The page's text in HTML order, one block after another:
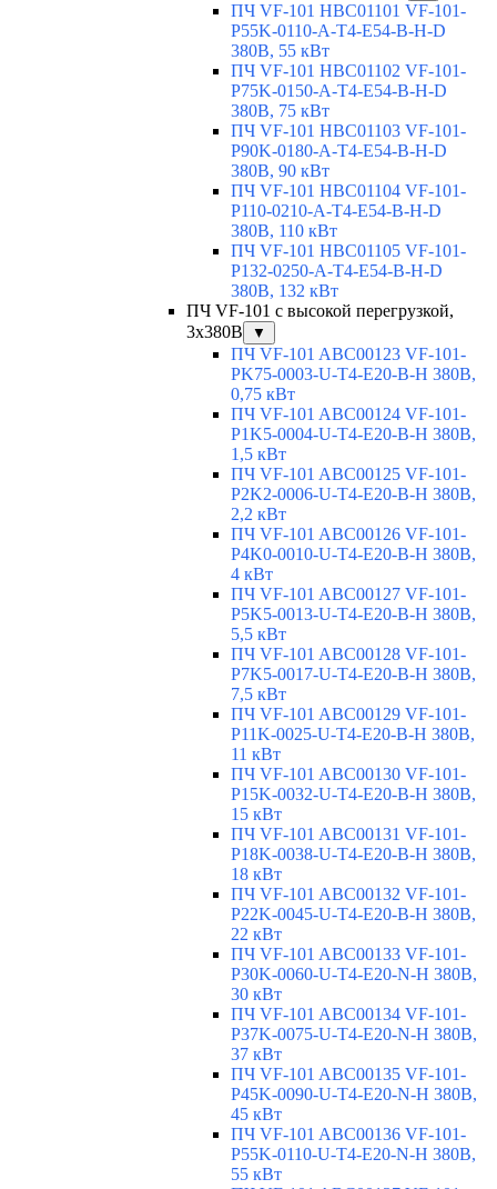
ПЧ VF-101 HBC01101 VF-101-
P55K-0110-A-T4-E54-B-H-D
380В, 55 кВт
ПЧ VF-101 HBC01102 VF-101-
P75K-0150-A-T4-E54-B-H-D
380В, 75 кВт
ПЧ VF-101 HBC01103 VF-101-
P90K-0180-A-T4-E54-B-H-D
380В, 90 кВт
ПЧ VF-101 HBC01104 VF-101-
P110-0210-A-T4-E54-B-H-D
380В, 110 кВт
ПЧ VF-101 HBC01105 VF-101-
P132-0250-A-T4-E54-B-H-D
380В, 132 кВт
ПЧ VF-101 с высокой перегрузкой,
3x380В
▼
ПЧ VF-101 ABC00123 VF-101-
PK75-0003-U-T4-E20-B-H 380В,
0,75 кВт
ПЧ VF-101 ABC00124 VF-101-
P1K5-0004-U-T4-E20-B-H 380В,
1,5 кВт
ПЧ VF-101 ABC00125 VF-101-
P2K2-0006-U-T4-E20-B-H 380В,
2,2 кВт
ПЧ VF-101 ABC00126 VF-101-
P4K0-0010-U-T4-E20-B-H 380В,
4 кВт
ПЧ VF-101 ABC00127 VF-101-
P5K5-0013-U-T4-E20-B-H 380В,
5,5 кВт
ПЧ VF-101 ABC00128 VF-101-
P7K5-0017-U-T4-E20-B-H 380В,
7,5 кВт
ПЧ VF-101 ABC00129 VF-101-
P11K-0025-U-T4-E20-B-H 380В,
11 кВт
ПЧ VF-101 ABC00130 VF-101-
P15K-0032-U-T4-E20-B-H 380В,
15 кВт
ПЧ VF-101 ABC00131 VF-101-
P18K-0038-U-T4-E20-B-H 380В,
18 кВт
ПЧ VF-101 ABC00132 VF-101-
P22K-0045-U-T4-E20-B-H 380В,
22 кВт
ПЧ VF-101 ABC00133 VF-101-
P30K-0060-U-T4-E20-N-H 380В,
30 кВт
ПЧ VF-101 ABC00134 VF-101-
P37K-0075-U-T4-E20-N-H 380В,
37 кВт
ПЧ VF-101 ABC00135 VF-101-
P45K-0090-U-T4-E20-N-H 380В,
45 кВт
ПЧ VF-101 ABC00136 VF-101-
P55K-0110-U-T4-E20-N-H 380В,
55 кВт